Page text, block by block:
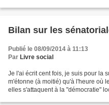
Bilan sur les
Publié le 08/09/2014 à 11:13
Par Livre social
Je l'ai écrit cent fois, je suis pour la
m'étonne (à moitié) qu'à l'heure où
elles s'attaquent à la "démocratie"